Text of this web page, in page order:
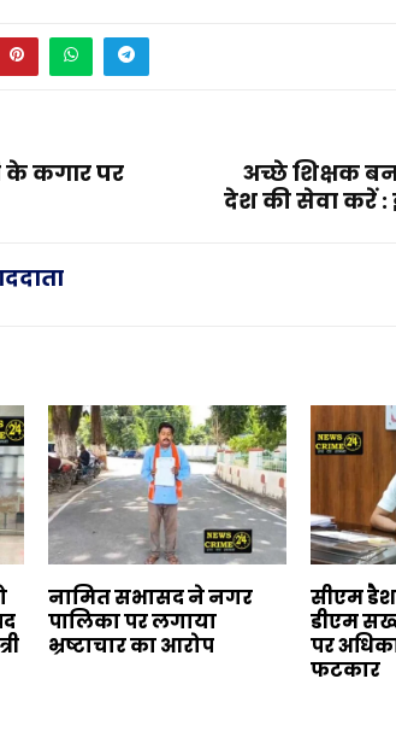
के कगार पर
अच्छे शिक्षक
देश की सेवा करें
नामित सभासद ने नगर
पालिका पर लगाया
भ्रष्टाचार का आरोप
सीएम
डीएम
पर
फटकार